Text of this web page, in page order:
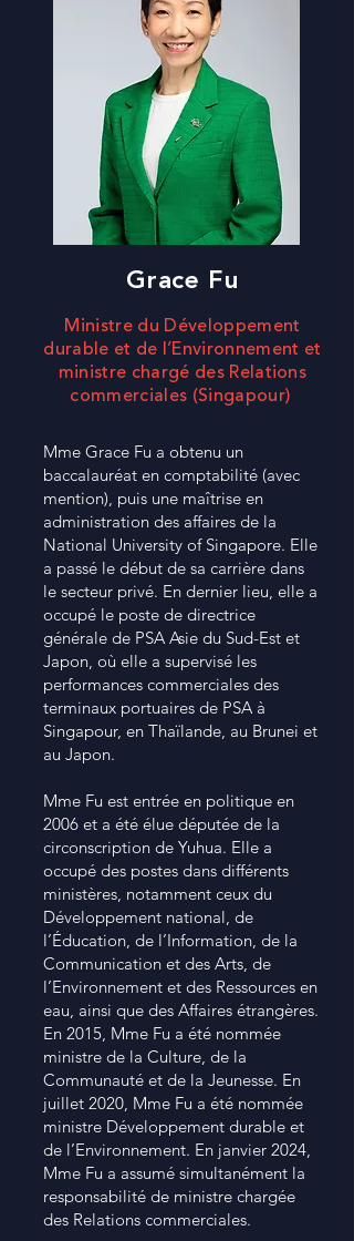
Grace Fu
Ministre du Développement
durable et de l’Environnement et
ministre chargé des Relations
commerciales (Singapour)
Mme Grace Fu a obtenu un
baccalauréat en comptabilité (avec
mention), puis une maîtrise en
administration des affaires de la
National University of Singapore. Elle
a passé le début de sa carrière dans
le secteur privé. En dernier lieu, elle a
occupé le poste de directrice
générale de PSA Asie du Sud-Est et
Japon, où elle a supervisé les
performances commerciales des
terminaux portuaires de PSA à
Singapour, en Thaïlande, au Brunei et
au Japon.
Mme Fu est entrée en politique en
2006 et a été élue députée de la
circonscription de Yuhua. Elle a
occupé des postes dans différents
ministères, notamment ceux du
Développement national, de
l’Éducation, de l’Information, de la
Communication et des Arts, de
l’Environnement et des Ressources en
eau, ainsi que des Affaires étrangères.
En 2015, Mme Fu a été nommée
ministre de la Culture, de la
Communauté et de la Jeunesse. En
juillet 2020, Mme Fu a été nommée
ministre Développement durable et
de l’Environnement. En janvier 2024,
Mme Fu a assumé simultanément la
responsabilité de ministre chargée
des Relations commerciales.